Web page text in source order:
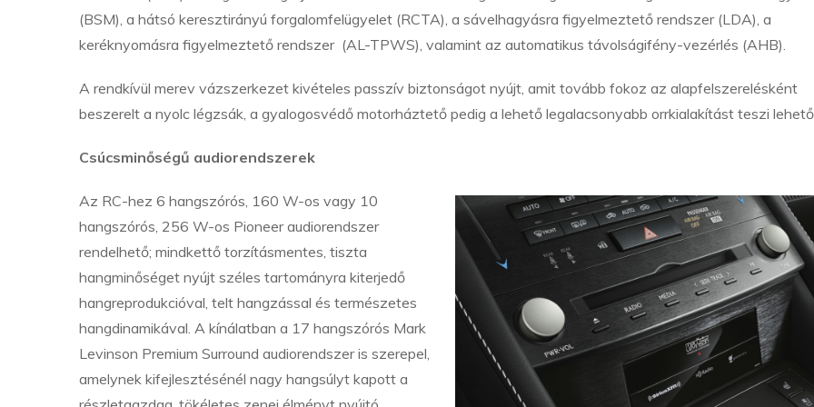
(BSM), a hátsó keresztirányú forgalomfelügyelet (RCTA), a sávelhagyásra figyelmeztető rendszer (LDA), a
keréknyomásra figyelmeztető rendszer (AL-TPWS), valamint az automatikus távolságifény-vezérlés (AHB).
A rendkívül merev vázszerkezet kivételes passzív biztonságot nyújt, amit tovább fokoz az alapfelszerelésként
beszerelt a nyolc légzsák, a gyalogosvédő motorháztető pedig a lehető legalacsonyabb orrkialakítást teszi
Csúcsminőségű audiorendszerek
Az RC-hez 6 hangszórós, 160 W-os vagy 10
hangszórós, 256 W-os Pioneer audiorendszer
rendelhető; mindkettő torzításmentes, tiszta
hangminőséget nyújt széles tartományra kiterjedő
hangreprodukcióval, telt hangzással és természetes
hangdinamikával. A kínálatban a 17 hangszórós Mark
Levinson Premium Surround audiorendszer is szerepel,
amelynek kifejlesztésénél nagy hangsúlyt kapott a